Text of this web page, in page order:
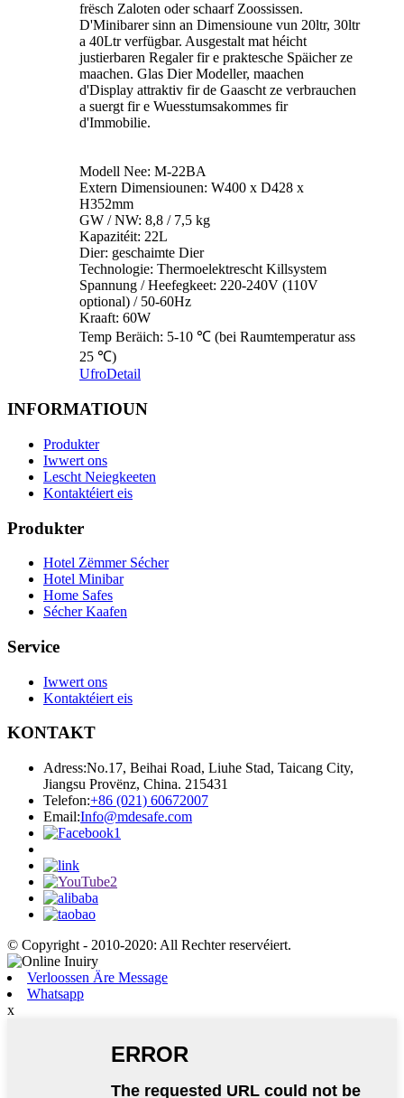
frësch Zaloten oder schaarf Zoossissen.
D'Minibarer sinn an Dimensioune vun 20ltr, 30ltr
a 40Ltr verfügbar. Ausgestalt mat héicht
justierbaren Regaler fir e praktesche Späicher ze
maachen. Glas Dier Modeller, maachen
d'Display attraktiv fir de Gaascht ze verbrauchen
a suergt fir e Wuesstumsakommes fir
d'Immobilie.
Modell Nee: M-22BA
Extern Dimensiounen: W400 x D428 x
H352mm
GW / NW: 8,8 / 7,5 kg
Kapazitéit: 22L
Dier: geschaimte Dier
Technologie: Thermoelektrescht Killsystem
Spannung / Heefegkeet: 220-240V (110V
optional) / 50-60Hz
Kraaft: 60W
Temp Beräich: 5-10 ℃ (bei Raumtemperatur ass
25 ℃)
UfroDetail
INFORMATIOUN
Produkter
Iwwert ons
Lescht Neiegkeeten
Kontaktéiert eis
Produkter
Hotel Zëmmer Sécher
Hotel Minibar
Home Safes
Sécher Kaafen
Service
Iwwert ons
Kontaktéiert eis
KONTAKT
Adress:No.17, Beihai Road, Liuhe Stad, Taicang City,
Jiangsu Provënz, China. 215431
Telefon:+86 (021) 60672007
Email:Info@mdesafe.com
© Copyright - 2010-2020: All Rechter reservéiert.
Verloossen Äre Message
Whatsapp
x